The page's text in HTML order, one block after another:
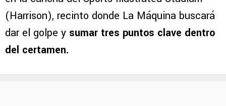
(Harrison), recinto donde La Máquina buscará
dar el golpe y sumar tres puntos clave dentro
del certamen.